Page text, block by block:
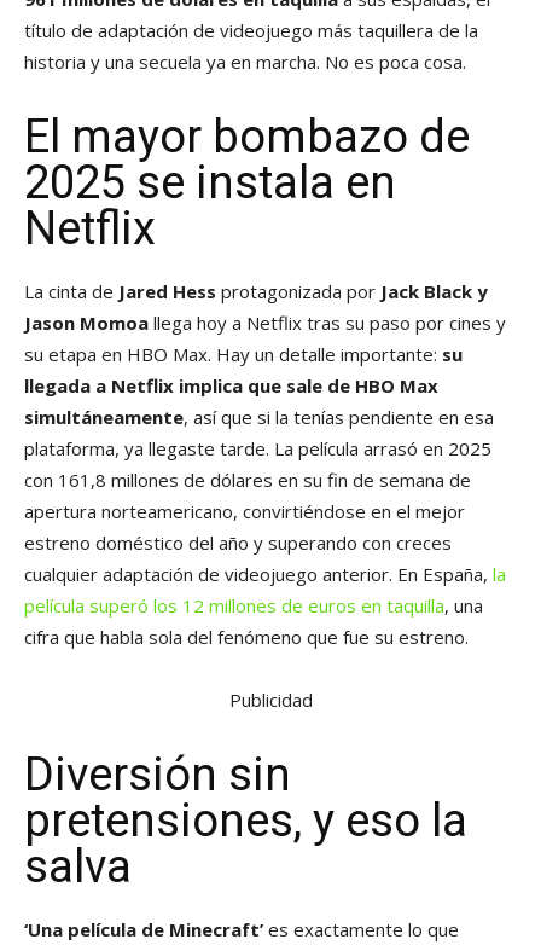
título de adaptación de videojuego más taquillera de la
historia y una secuela ya en marcha. No es poca cosa.
El mayor bombazo de
2025 se instala en
Netflix
La cinta de Jared Hess protagonizada por Jack Black y
Jason Momoa llega hoy a Netflix tras su paso por cines y
su etapa en HBO Max. Hay un detalle importante: su
llegada a Netflix implica que sale de HBO Max
simultáneamente, así que si la tenías pendiente en esa
plataforma, ya llegaste tarde. La película arrasó en 2025
con 161,8 millones de dólares en su fin de semana de
apertura norteamericano, convirtiéndose en el mejor
estreno doméstico del año y superando con creces
cualquier adaptación de videojuego anterior. En España, la
película superó los 12 millones de euros en taquilla, una
cifra que habla sola del fenómeno que fue su estreno.
Publicidad
Diversión sin
pretensiones, y eso la
salva
‘Una película de Minecraft’ es exactamente lo que